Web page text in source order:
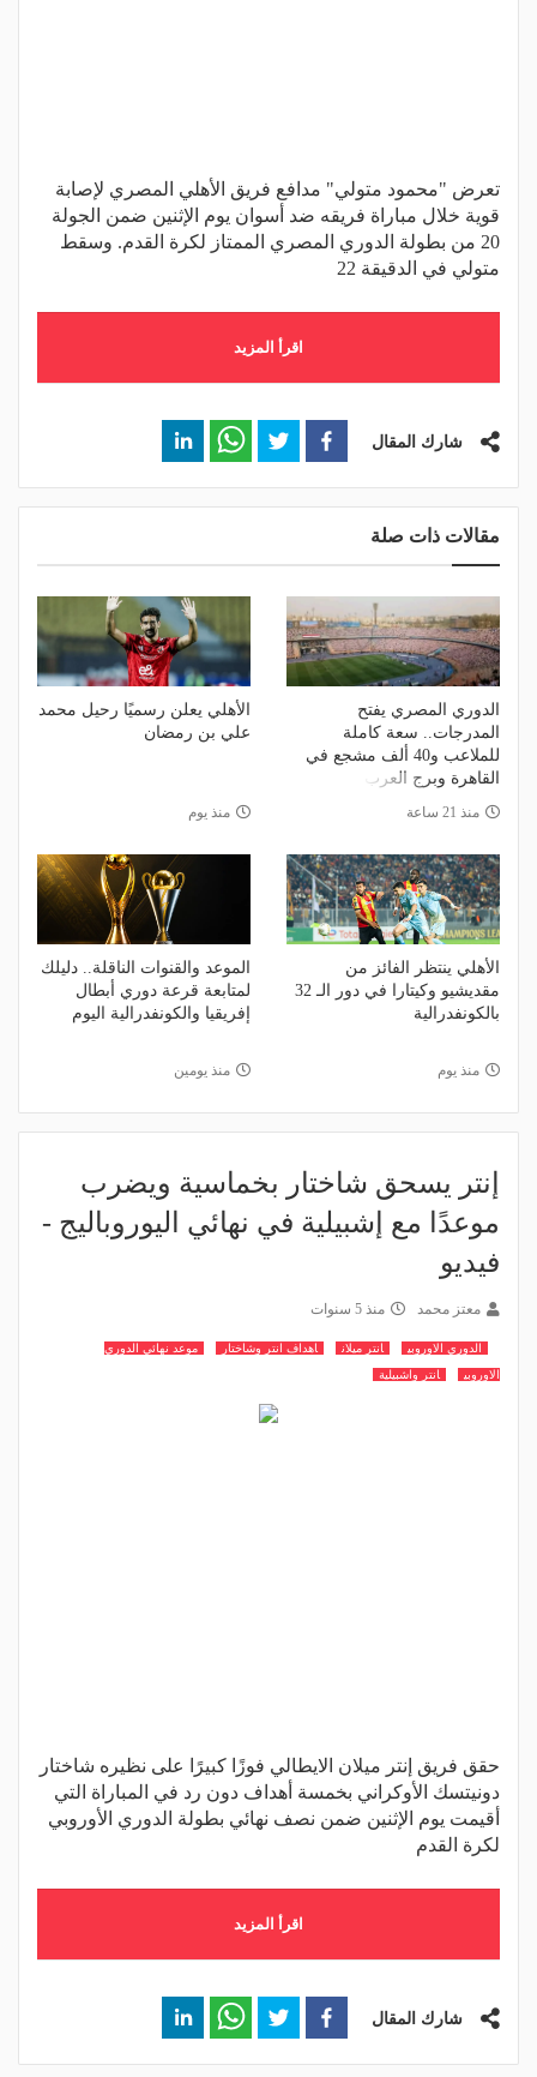
تعرض "محمود متولي" مدافع فريق الأهلي المصري لإصابة
قوية خلال مباراة فريقه ضد أسوان يوم الإثنين ضمن الجولة
20 من بطولة الدوري المصري الممتاز لكرة القدم. وسقط
متولي في الدقيقة 22
اقرأ المزيد
شارك المقال
مقالات ذات صلة
الدوري المصري يفتح
المدرجات.. سعة كاملة
للملاعب و40 ألف مشجع في
القاهرة وبرج العرب
منذ 21 ساعة
الأهلي يعلن رسميًا رحيل محمد
علي بن رمضان
منذ يوم
الأهلي ينتظر الفائز من
مقديشيو وكيتارا في دور الـ 32
بالكونفدرالية
منذ يوم
الموعد والقنوات الناقلة.. دليلك
لمتابعة قرعة دوري أبطال
إفريقيا والكونفدرالية اليوم
منذ يومين
إنتر يسحق شاختار بخماسية ويضرب
موعدًا مع إشبيلية في نهائي اليوروباليج -
فيديو
معتز محمد منذ 5 سنوات
الدوري الاوروبي انتر ميلان اهداف انتر وشاختار
موعد نهائي الدوري
الاوروبي
انتر واشبيلية
حقق فريق إنتر ميلان الايطالي فوزًا كبيرًا على نظيره شاختار
دونيتسك الأوكراني بخمسة أهداف دون رد في المباراة التي
أقيمت يوم الإثنين ضمن نصف نهائي بطولة الدوري الأوروبي
لكرة القدم
اقرأ المزيد
شارك المقال